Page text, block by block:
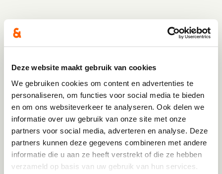
Deze website maakt gebruik van cookies
We gebruiken cookies om content en advertenties te
personaliseren, om functies voor social media te bieden
en om ons websiteverkeer te analyseren. Ook delen we
informatie over uw gebruik van onze site met onze
partners voor social media, adverteren en analyse. Deze
partners kunnen deze gegevens combineren met andere
informatie die u aan ze heeft verstrekt of die ze hebben
verzameld op basis van uw gebruik van hun services.